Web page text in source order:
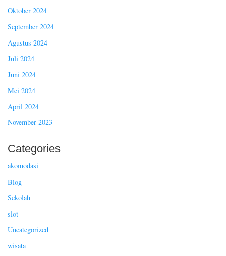
Oktober 2024
September 2024
Agustus 2024
Juli 2024
Juni 2024
Mei 2024
April 2024
November 2023
Categories
akomodasi
Blog
Sekolah
slot
Uncategorized
wisata